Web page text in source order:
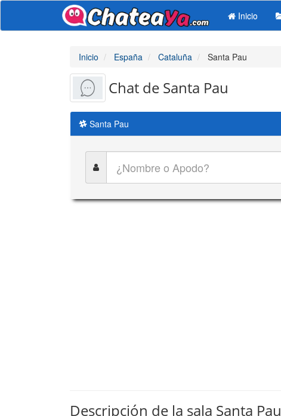
Inicio
Inicio España Cataluña Santa Pau
Chat de Santa Pau
Santa Pau
Descripción de la sala Santa Pau